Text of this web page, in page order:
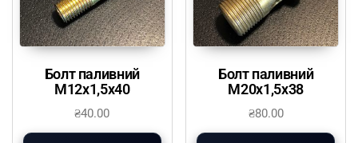
Болт паливний
М12х1,5х40
₴40.00
Болт паливний
М20х1,5х38
₴80.00